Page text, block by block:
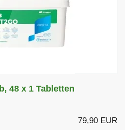
48 x 1 Tabletten
79,90 EUR